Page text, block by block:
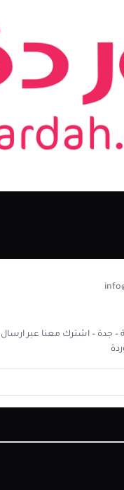
– جدة – اشترك معنا عبر